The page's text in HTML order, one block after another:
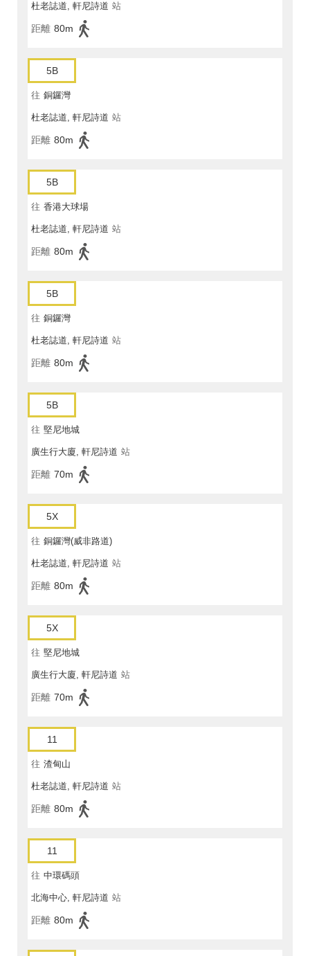
杜老誌道, 軒尼詩道 站
距離 80m
5B
往 銅鑼灣
杜老誌道, 軒尼詩道 站
距離 80m
5B
往 香港大球場
杜老誌道, 軒尼詩道 站
距離 80m
5B
往 銅鑼灣
杜老誌道, 軒尼詩道 站
距離 80m
5B
往 堅尼地城
廣生行大廈, 軒尼詩道 站
距離 70m
5X
往 銅鑼灣(威非路道)
杜老誌道, 軒尼詩道 站
距離 80m
5X
往 堅尼地城
廣生行大廈, 軒尼詩道 站
距離 70m
11
往 渣甸山
杜老誌道, 軒尼詩道 站
距離 80m
11
往 中環碼頭
北海中心, 軒尼詩道 站
距離 80m